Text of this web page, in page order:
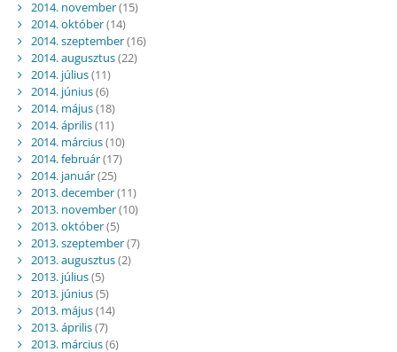
2014. november(15)
2014. október(14)
2014. szeptember(16)
2014. augusztus(22)
2014. július(11)
2014. június(6)
2014. május(18)
2014. április(11)
2014. március(10)
2014. február(17)
2014. január(25)
2013. december(11)
2013. november(10)
2013. október(5)
2013. szeptember(7)
2013. augusztus(2)
2013. július(5)
2013. június(5)
2013. május(14)
2013. április(7)
2013. március(6)